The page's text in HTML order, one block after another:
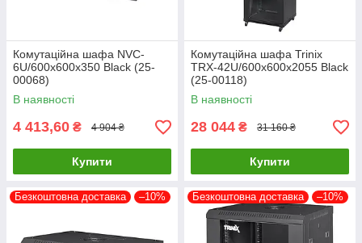
Комутаційна шафа NVC-
6U/600x600x350 Black (25-
00068)
В наявності
4 413,60 ₴ 4 904 ₴
Купити
Комутаційна шафа Trinix
TRX-42U/600x600x2055 Black
(25-00118)
В наявності
28 044 ₴ 31 160 ₴
Купити
Безкоштовна доставка –10% Безкоштовна доставка –10%